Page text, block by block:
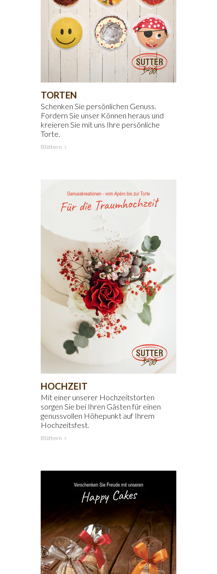
TORTEN
Schenken Sie persönlichen Genuss.
Fordern Sie unser Können heraus und
kreieren Sie mit uns Ihre persönliche
Torte.
Blättern
HOCHZEIT
Mit einer unserer Hochzeitstorten
sorgen Sie bei Ihren Gästen für einen
genussvollen Höhepunkt auf Ihrem
Hochzeitsfest.
Blättern